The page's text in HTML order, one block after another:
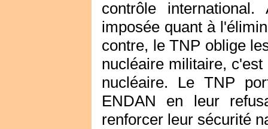
contrôle
imposée quant à
contre, le TNP oblige
nucléaire militaire,
nucléaire. Le TNP
ENDAN en leur
renforcer leur sécurité